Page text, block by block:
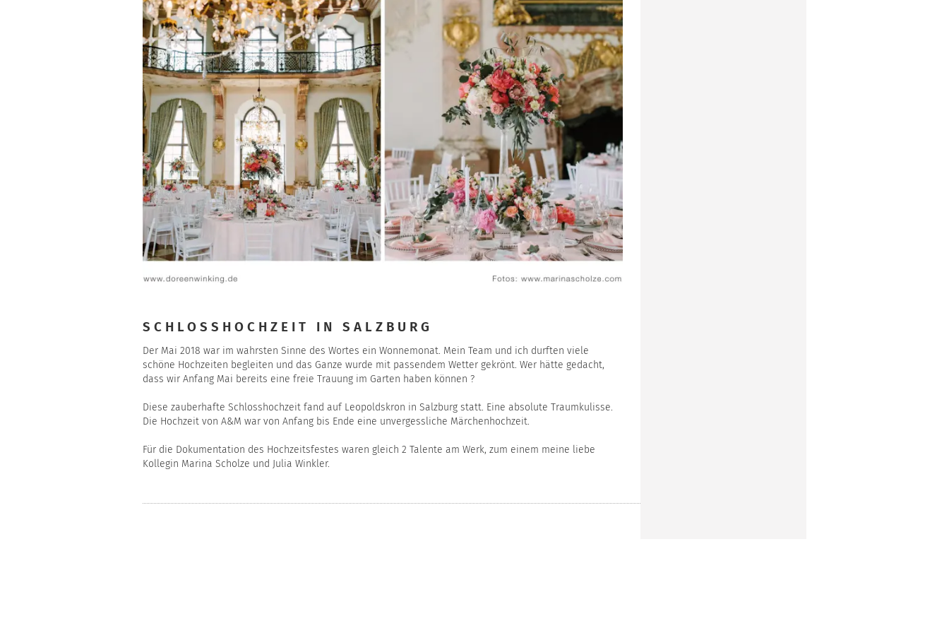
SCHLOSSHOCHZEIT IN SALZBURG
Der Mai 2018 war im wahrsten Sinne des Wortes ein Wonnemonat. Mein Team und ich durften viele
schöne Hochzeiten begleiten und das Ganze wurde mit passendem Wetter gekrönt. Wer hätte gedacht,
dass wir Anfang Mai bereits eine freie Trauung im Garten haben können ?
Diese zauberhafte Schlosshochzeit fand aufLeopoldskron in Salzburg statt. Eine absolute Traumkulisse.
Die Hochzeit von A&M war von Anfang bis Ende eine unvergessliche Märchenhochzeit.
Für die Dokumentation des Hochzeitsfestes waren gleich 2 Talente am Werk, zum einem meine liebe
Kollegin Marina Scholze und Julia Winkler.